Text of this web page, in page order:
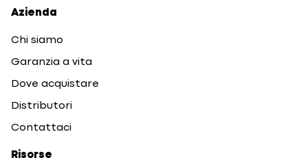
Azienda
Chi siamo
Garanzia a vita
Dove acquistare
Distributori
Contattaci
Risorse